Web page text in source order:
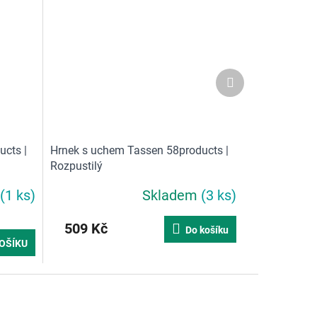
|
(1 ks)
Hrnek s uchem Tassen 58products |
Rozpustilý
produktu
5
Skladem (3 ks)
509 Kč
Do košíku
Další
produkt